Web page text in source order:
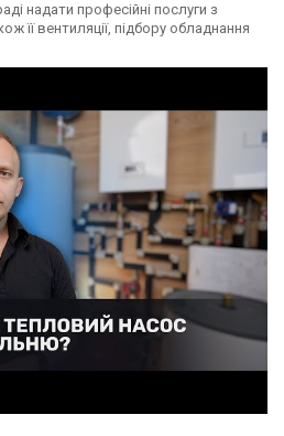
надати професійні послуги з
її вентиляції, підбору обладнання